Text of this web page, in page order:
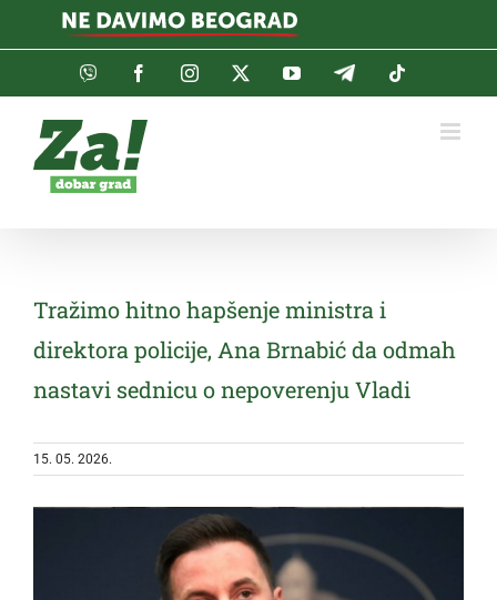
Viber FacebookInstagramTwitterYouTubeTelegram
Tražimo hitno hapšenje ministra i
direktora policije, Ana Brnabić da odmah
nastavi sednicu o nepoverenju Vladi
15. 05. 2026.